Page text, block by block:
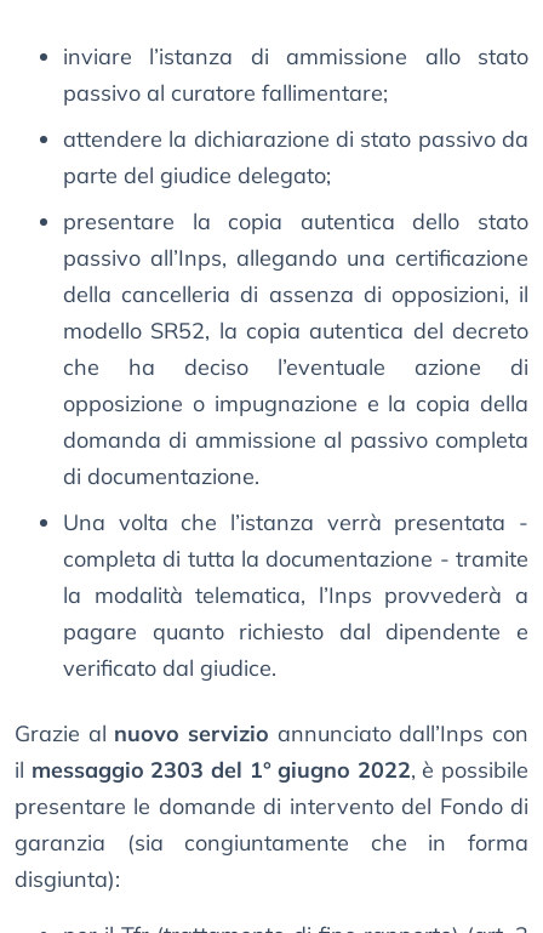
inviare l’istanza di ammissione allo stato
passivo al curatore fallimentare;
attendere la dichiarazione di stato passivo da
parte del giudice delegato;
presentare la copia autentica dello stato
passivo all’Inps, allegando una certificazione
della cancelleria di assenza di opposizioni, il
modello SR52, la copia autentica del decreto
che ha deciso l’eventuale azione di
opposizione o impugnazione e la copia della
domanda di ammissione al passivo completa
di documentazione.
Una volta che l’istanza verrà presentata -
completa di tutta la documentazione - tramite
la modalità telematica, l’Inps provvederà a
pagare quanto richiesto dal dipendente e
verificato dal giudice.
Grazie al nuovo servizio annunciato dall’Inps con
il messaggio 2303 del 1° giugno 2022, è possibile
presentare le domande di intervento del Fondo di
garanzia (sia congiuntamente che in forma
disgiunta):